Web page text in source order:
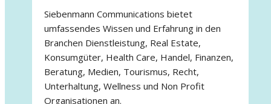
Siebenmann Communications bietet
umfassendes Wissen und Erfahrung in den
Branchen Dienstleistung, Real Estate,
Konsumgüter, Health Care, Handel, Finanzen,
Beratung, Medien, Tourismus, Recht,
Unterhaltung, Wellness und Non Profit
Organisationen an.